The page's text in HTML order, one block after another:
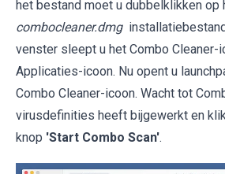
het bestand moet u dubbelklikken op
combocleaner.dmg
venster sleept u het Combo Cleaner-
Applicaties-icoon. Nu opent u
Combo Cleaner-icoon. Wacht tot
virusdefinities heeft bijgewerkt en
knop 'Start Combo Scan'.